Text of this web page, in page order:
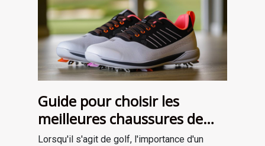
Guide pour choisir les
meilleures chaussures de
golf adaptées à votre style
Lorsqu'il s'agit de golf, l'importance d'un